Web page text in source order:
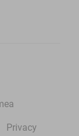
Privacy